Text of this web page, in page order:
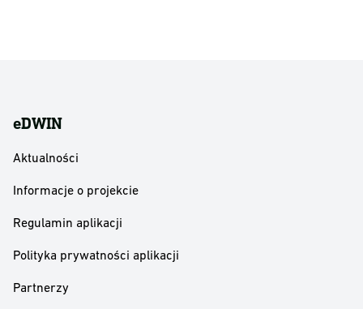
eDWIN
Aktualności
Informacje o projekcie
Regulamin aplikacji
Polityka prywatności aplikacji
Partnerzy